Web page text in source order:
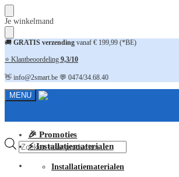
Skip
to
navigation
Skip
to
content
Je winkelmand
🚚 GRATIS verzending vanaf € 199,99 (*BE)
⭐ Klantbeoordeling 9,3/10
👋 info@2smart.be 💬 0474/34.68.40
MENU
Producten
zoeken
FAQ
🎉 Promoties
⚡ Installatiematerialen
Installatiematerialen